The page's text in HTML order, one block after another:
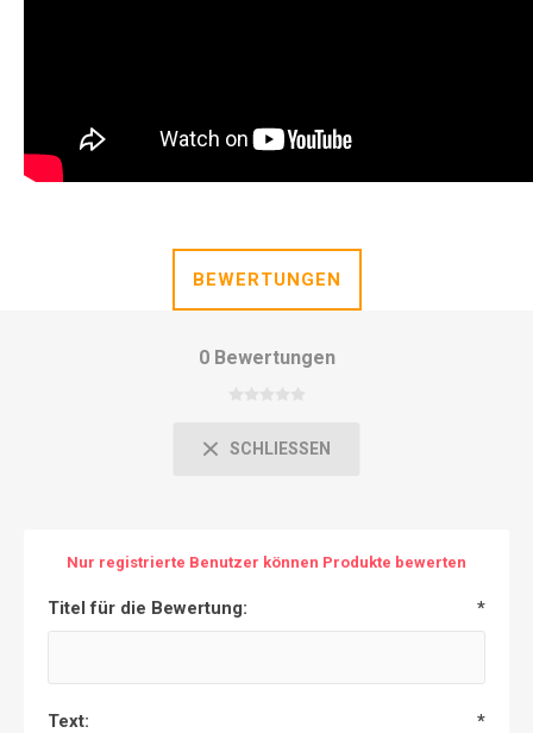
BEWERTUNGEN
0 Bewertungen
SCHLIESSEN
Nur registrierte Benutzer können Produkte bewerten
Titel für die Bewertung: *
Text: *